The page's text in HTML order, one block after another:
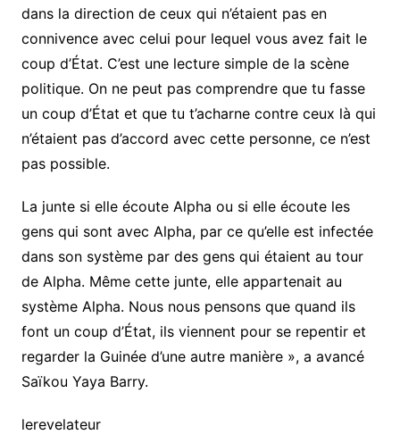
dans la direction de ceux qui n’étaient pas en
connivence avec celui pour lequel vous avez fait le
coup d’État. C’est une lecture simple de la scène
politique. On ne peut pas comprendre que tu fasse
un coup d’État et que tu t’acharne contre ceux là qui
n’étaient pas d’accord avec cette personne, ce n’est
pas possible.
La junte si elle écoute Alpha ou si elle écoute les
gens qui sont avec Alpha, par ce qu’elle est infectée
dans son système par des gens qui étaient au tour
de Alpha. Même cette junte, elle appartenait au
système Alpha. Nous nous pensons que quand ils
font un coup d’État, ils viennent pour se repentir et
regarder la Guinée d’une autre manière », a avancé
Saïkou Yaya Barry.
lerevelateur